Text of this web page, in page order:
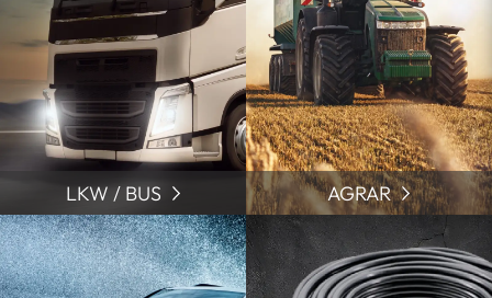
LKW / BUS AGRAR